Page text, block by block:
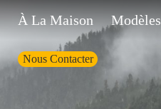
À La Maison Modèles
Nous Contacter